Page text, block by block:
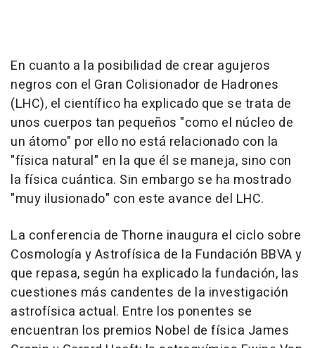
En cuanto a la posibilidad de crear agujeros
negros con el Gran Colisionador de Hadrones
(LHC), el científico ha explicado que se trata de
unos cuerpos tan pequeños "como el núcleo de
un átomo" por ello no está relacionado con la
"física natural" en la que él se maneja, sino con
la física cuántica. Sin embargo se ha mostrado
"muy ilusionado" con este avance del LHC.
La conferencia de Thorne inaugura el ciclo sobre
Cosmología y Astrofísica de la Fundación BBVA y
que repasa, según ha explicado la fundación, las
cuestiones más candentes de la investigación
astrofísica actual. Entre los ponentes se
encuentran los premios Nobel de física James